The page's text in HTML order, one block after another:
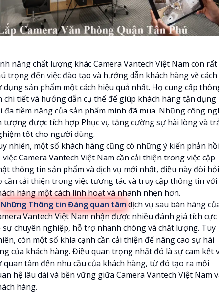
năng chất lượng khác Camera Vantech Việt Nam còn rất
trọng đến việc đào tạo và hướng dẫn khách hàng về cách
dụng sản phẩm một cách hiệu quả nhất. Họ cung cấp
chi tiết và hướng dẫn cụ thể để giúp khách hàng tận dụng
đa tiềm năng của sản phẩm mình đã mua. Những công
tượng được tích hợp Phục vụ tăng cường sự hài lòng và
tốt cho người dùng.
nhiên, một số khách hàng cũng có những ý kiến phản hồi
việc Camera Vantech Việt Nam cần cải thiện trong việc cập
thông tin sản phẩm và dịch vụ mới nhất, điều này đòi hỏi
cần cải thiện trong việc tương tác và truy cập thông tin với
hàng một cách linh hoạt và nhanh nhẹn hơn.
Những Thông tin Đáng quan tâmdịch vụ sau bán hàng
Vantech Việt Nam nhận được nhiều đánh giá tích cực
sự chuyên nghiệp, hỗ trợ nhanh chóng và chất lượng. Tuy
còn một số khía cạnh cần cải thiện để nâng cao sự hài
của khách hàng. Điều quan trọng nhất đó là sự cam kết
quan tâm đến nhu cầu của khách hàng, từ đó tạo ra mối
hệ lâu dài và bền vững giữa Camera Vantech Việt Nam
hàng.